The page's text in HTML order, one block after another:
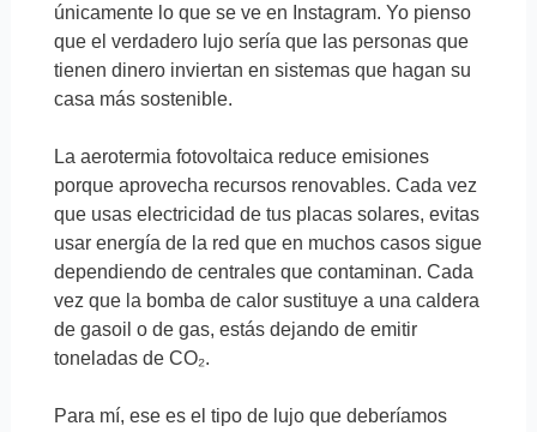
únicamente lo que se ve en Instagram. Yo pienso
que el verdadero lujo sería que las personas que
tienen dinero inviertan en sistemas que hagan su
casa más sostenible.
La aerotermia fotovoltaica reduce emisiones
porque aprovecha recursos renovables. Cada vez
que usas electricidad de tus placas solares, evitas
usar energía de la red que en muchos casos sigue
dependiendo de centrales que contaminan. Cada
vez que la bomba de calor sustituye a una caldera
de gasoil o de gas, estás dejando de emitir
toneladas de CO₂.
Para mí, ese es el tipo de lujo que deberíamos